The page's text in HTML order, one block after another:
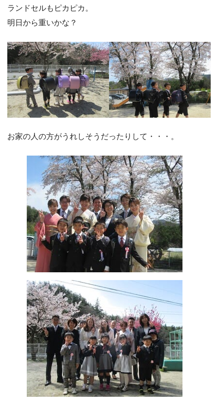
ランドセルもピカピカ。
明日から重いかな？
お家の人の方がうれしそうだったりして・・・。